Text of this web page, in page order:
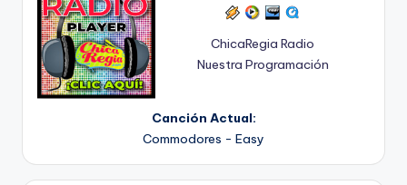
ChicaRegia Radio
Nuestra Programación
Canción Actual:
Commodores - Easy